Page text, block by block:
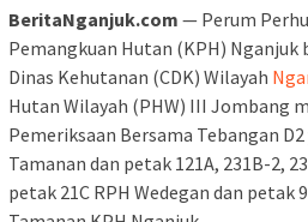
BeritaNganjuk.com — Perum
Pemangkuan Hutan (KPH) Nganjuk
Dinas Kehutanan (CDK) Wilayah
Hutan Wilayah (PHW) III Jombang
Pemeriksaan Bersama Tebangan
Tamanan dan petak 121A, 231B-2,
petak 21C RPH Wedegan dan petak